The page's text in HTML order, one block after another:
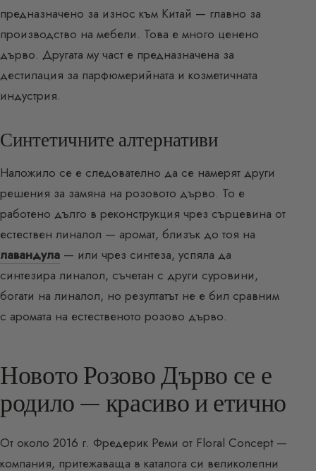
предназначено за износ към Китай — главно за
производство на мебели. Това е много ценено
дърво. Другата му част е предназначена за
дестилация за парфюмерийната и козметичната
индустрия.
Синтетичните алтернативи
Наложило се е следователно да се намерят други
решения за замяна на розовото дърво. То е
работено дълго в реконструкция чрез сърцевина от
естествен линалол — аромат, близък до тоя на
лавандула — или чрез синтеза, успяла да
синтезира линалол, съчетан с други суровини,
богати на линалол, но резултатът не е бил сравним
с аромата на естественото розово дърво.
Новото Розово Дърво се е
родило — красиво и етично
От около 2016 г. Фредерик Реми от Floral Concept —
компания, притежаваща в каталога си великолепни